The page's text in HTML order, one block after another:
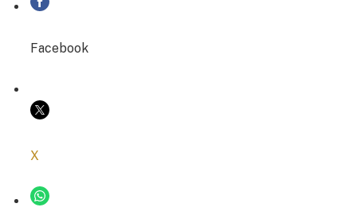
COPIER LE LIEN
Facebook
X